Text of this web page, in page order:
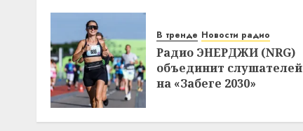
В тренде Новости радио
Радио ЭНЕРДЖИ (NRG)
объединит слушателей
на «Забеге 2030»